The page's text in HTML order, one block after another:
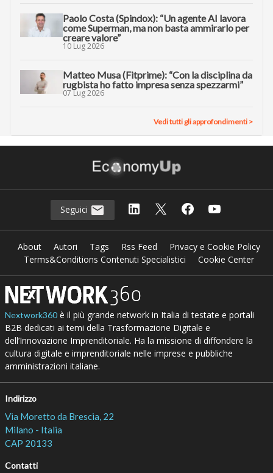
Paolo Costa (Spindox): “Un agente AI lavora
come Superman, ma non basta ammirarlo per
creare valore”
10 Lug 2026
Matteo Musa (Fitprime): “Con la disciplina da
rugbista ho fatto impresa senza spezzarmi”
07 Lug 2026
Vedi tutti gli approfondimenti >
Seguici
About Autori Tags Rss Feed
Privacy e Cookie Policy
Terms&Conditions Contenuti Specialistici
Cookie Center
Nextwork360è il più grande network in Italia di testate e portali
B2B dedicati ai temi della Trasformazione Digitale e
dell’Innovazione Imprenditoriale. Ha la missione di diffondere la
cultura digitale e imprenditoriale nelle imprese e pubbliche
amministrazioni italiane.
Indirizzo
Via Moretto da Brescia, 22
Milano - Italia
CAP 20133
Contatti